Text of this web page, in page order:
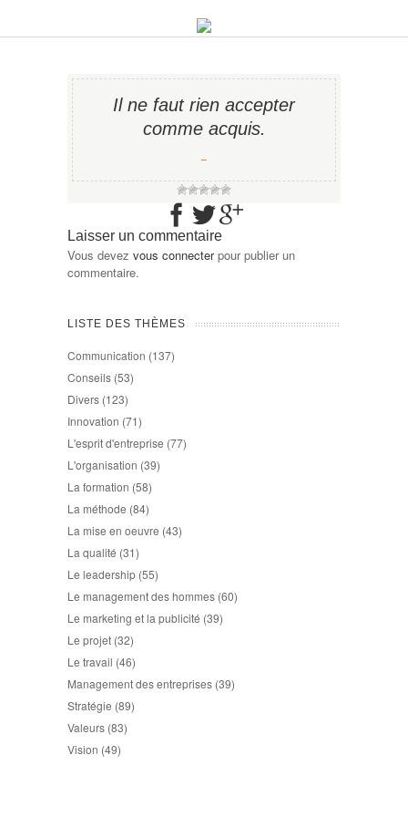
Il ne faut rien accepter
comme acquis.
−
Laisser un commentaire
Vous devez vous connecterpour publier un
commentaire.
LISTE DES THÈMES
Communication (137)
Conseils (53)
Divers (123)
Innovation (71)
L'esprit d'entreprise (77)
L'organisation (39)
La formation (58)
La méthode (84)
La mise en oeuvre (43)
La qualité (31)
Le leadership (55)
Le management des hommes (60)
Le marketing et la publicité (39)
Le projet (32)
Le travail (46)
Management des entreprises (39)
Stratégie (89)
Valeurs (83)
Vision (49)